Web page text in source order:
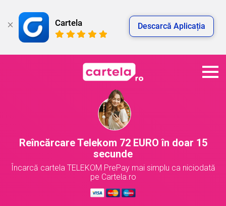
Cartela Descarcă Aplicația
Reîncărcare Telekom 72 EURO în doar 15
secunde
Încarcă cartela TELEKOM PrePay mai simplu ca niciodată
pe Cartela.ro